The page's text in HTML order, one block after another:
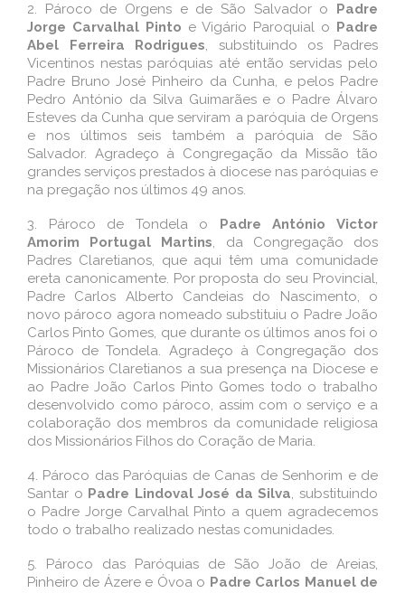
2. Pároco de Orgens e de São Salvador o
Padre
Jorge Carvalhal Pinto e Vigário Paroquial o
Padre
Abel Ferreira Rodrigues, substituindo os Padres
Vicentinos nestas paróquias até então servidas pelo
Padre Bruno José Pinheiro da Cunha, e pelos Padre
Pedro António da Silva Guimarães e o Padre Álvaro
Esteves da Cunha que serviram a paróquia de Orgens
e nos últimos seis também a paróquia de São
Salvador. Agradeço à Congregação da Missão tão
grandes serviços prestados à diocese nas paróquias e
na pregação nos últimos 49 anos.
3. Pároco de Tondela o
Padre António Victor
Amorim Portugal Martins, da Congregação dos
Padres Claretianos, que aqui têm uma comunidade
ereta canonicamente. Por proposta do seu Provincial,
Padre Carlos Alberto Candeias do Nascimento, o
novo pároco agora nomeado substituiu o Padre João
Carlos Pinto Gomes, que durante os últimos anos foi o
Pároco de Tondela. Agradeço à Congregação dos
Missionários Claretianos a sua presença na Diocese e
ao Padre João Carlos Pinto Gomes todo o trabalho
desenvolvido como pároco, assim com o serviço e a
colaboração dos membros da comunidade religiosa
dos Missionários Filhos do Coração de Maria.
4. Pároco das Paróquias de Canas de Senhorim e de
Santar o Padre Lindoval José da Silva, substituindo
o Padre Jorge Carvalhal Pinto a quem agradecemos
todo o trabalho realizado nestas comunidades.
5.
Pároco das Paróquias de São João de Areias,
Pinheiro de Ázere e Óvoa o Padre Carlos Manuel de